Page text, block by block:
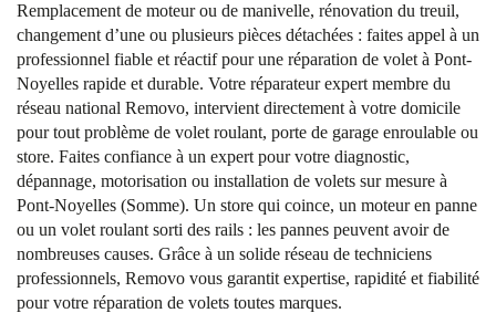
Remplacement de moteur ou de manivelle, rénovation du treuil,
changement d’une ou plusieurs pièces détachées : faites appel à un
professionnel fiable et réactif pour une réparation de volet à Pont-
Noyelles rapide et durable. Votre réparateur expert membre du
réseau national Removo, intervient directement à votre domicile
pour tout problème de volet roulant, porte de garage enroulable ou
store. Faites confiance à un expert pour votre diagnostic,
dépannage, motorisation ou installation de volets sur mesure à
Pont-Noyelles (Somme). Un store qui coince, un moteur en panne
ou un volet roulant sorti des rails : les pannes peuvent avoir de
nombreuses causes. Grâce à un solide réseau de techniciens
professionnels, Removo vous garantit expertise, rapidité et fiabilité
pour votre réparation de volets toutes marques.